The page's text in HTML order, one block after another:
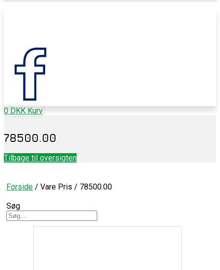
0 DKK Kurv
78500.00
Tilbage til oversigten
Forside / Vare Pris / 78500.00
Søg